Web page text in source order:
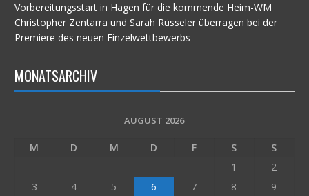
Vorbereitungsstart in Hagen für die kommende Heim-WM
Christopher Zentarra und Sarah Rüsseler überragen bei der
Premiere des neuen Einzelwettbewerbs
MONATSARCHIV
AUGUST 2026
M D M D F S
S
1
2
3
4 5 6 7 8
9